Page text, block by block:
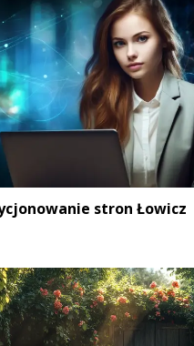
stron Łowicz